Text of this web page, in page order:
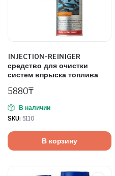
INJECTION-REINIGER
средство для очистки
систем впрыска топлива
5880₸
В наличии
SKU: 5110
В корзину